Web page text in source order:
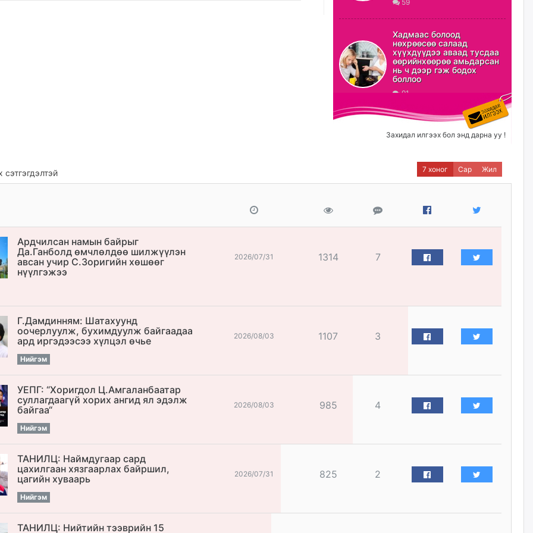
С.Амарсайхан: Орон сууцны
залилангаас сэргийлэхийн
тулд барилгатай холбоотой бүх
мэдээллийг харуулах шинэ
цахим систем танилцуулна
23 цагийн өмнө
“Хотын дарга сонсож байна”
150150 тусгай дугаарыг
наймдугаар сарын 14-нөөс
ажиллуулж эхэлнэ
Орон сууц, нийтийн аж ахуй,
авто зам, тохижилт
ХАРИЛЦАА хандлагатай
холбоотой ГОМДОЛ их байгааг
Өмгөөлөгч Б.Оюунбилэг:
"Урьхан" Б.Чинбат гэж хүн
суулгана гэх мэтээр дарамталдаг
улсаас авдаг хараат байдлаа
ёстой
Худалдагч Н.Амарзаяа:
59
Хадмаас болоод
нөхрөөсөө салаад
хүүхдүүдээ аваад тусдаа
өөрийнхөөрөө амьдарсан
нь ч дээр гэж бодох
боллоо
91
Захидал илгээх бол энд дарна уу !
7 хоног Сар Жил
Ардчилсан намын байрыг
Да.Ганболд өмчлөлдөө шилжүүлэн
авсан учир С.Зоригийн хөшөөг
нүүлгэжээ
2026/07/31 1314 7
Г.Дамдинням: Шатахуунд
оочерлуулж, бухимдуулж байгаадаа
ард иргэдээсээ хүлцэл өчье
Нийгэм
2026/08/03 1107 3
УЕПГ: “Хоригдол Ц.Амгаланбаатар
cуллагдаагүй хорих ангид ял эдэлж
байгаа“
Нийгэм
2026/08/03 985 4
ТАНИЛЦ: Наймдугаар сард
цахилгаан хязгаарлах байршил,
цагийн хуваарь
Нийгэм
2026/07/31 825 2
ТАНИЛЦ: Нийтийн тээврийн 15